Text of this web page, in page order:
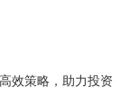
效策略，助力投资